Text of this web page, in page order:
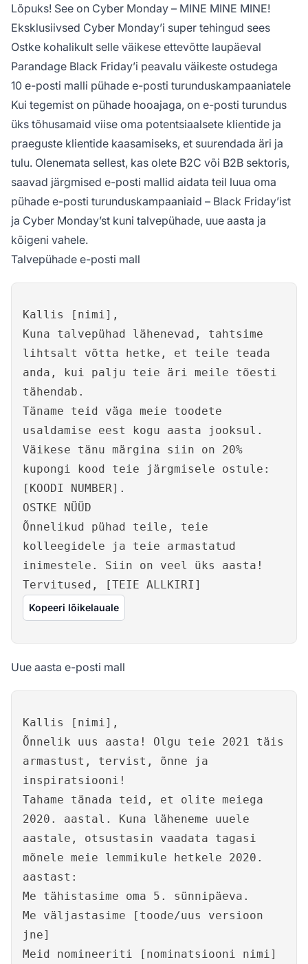
Lõpuks! See on Cyber Monday – MINE MINE MINE!
Eksklusiivsed Cyber Monday’i super tehingud sees
Ostke kohalikult selle väikese ettevõtte laupäeval
Parandage Black Friday’i peavalu väikeste ostudega
10 e-posti malli pühade e-posti turunduskampaaniatele
Kui tegemist on pühade hooajaga, on e-posti turundus
üks tõhusamaid viise oma potentsiaalsete klientide ja
praeguste klientide kaasamiseks, et suurendada äri ja
tulu. Olenemata sellest, kas olete B2C või B2B sektoris,
saavad järgmised e-posti mallid aidata teil luua oma
pühade e-posti turunduskampaaniaid – Black Friday’ist
ja Cyber Monday’st kuni talvepühade, uue aasta ja
kõigeni vahele.
Talvepühade e-posti mall
Kallis [nimi],
Kuna talvepühad lähenevad, tahtsime
lihtsalt võtta hetke, et teile teada
anda, kui palju teie äri meile tõesti
tähendab.
Täname teid väga meie toodete
usaldamise eest kogu aasta jooksul.
Väikese tänu märgina siin on 20%
kupongi kood teie järgmisele ostule:
[KOODI NUMBER].
OSTKE NÜÜD
Õnnelikud pühad teile, teie
kolleegidele ja teie armastatud
inimestele. Siin on veel üks aasta!
Tervitused, [TEIE ALLKIRI]
Kopeeri lõikelauale
Uue aasta e-posti mall
Kallis [nimi],
Õnnelik uus aasta! Olgu teie 2021 täis
armastust, tervist, õnne ja
inspiratsiooni!
Tahame tänada teid, et olite meiega
2020. aastal. Kuna läheneme uuele
aastale, otsustasin vaadata tagasi
mõnele meie lemmikule hetkele 2020.
aastast:
Me tähistasime oma 5. sünnipäeva.
Me väljastasime [toode/uus versioon
jne]
Meid nomineeriti [nominatsiooni nimi]